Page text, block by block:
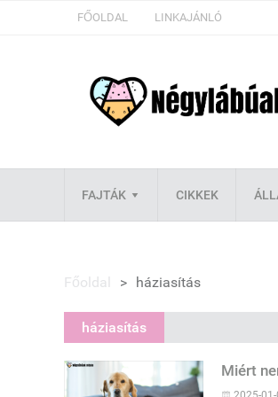
FŐOLDAL LINKAJÁNLÓ
FAJTÁK CIKKEK
Főoldal > háziasítás
háziasítás
Miért